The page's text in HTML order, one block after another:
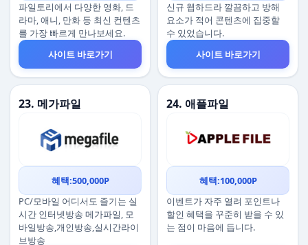
파일토리에서 다양한 영화, 드
라마, 애니, 만화 등 최신 컨텐츠
를 가장 빠르게 만나보세요.
사이트 바로가기
신규 웹하드라 깔끔하고 방해
요소가 적어 콘텐츠에 집중할
수 있었습니다.
사이트 바로가기
23. 메가파일
혜택:500,000P
PC/모바일 어디서도 즐기는 실
시간 인터넷방송 메가파일, 모
바일방송,개인방송,실시간라이
브방송
24. 애플파일
혜택:100,000P
이벤트가 자주 열려 포인트나
할인 혜택을 꾸준히 받을 수 있
는 점이 마음에 듭니다.